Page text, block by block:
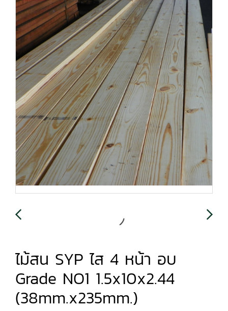
ไม้สน SYP ไส 4 หน้า อบ
Grade NO1 1.5x10x2.44
(38mm.x235mm.)